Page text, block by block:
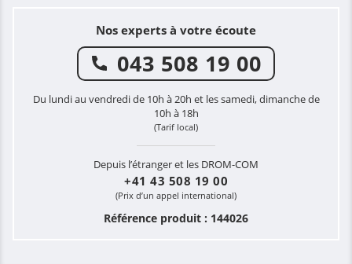
Nos experts à votre écoute
043 508 19 00
Du lundi au vendredi de 10h à 20h et les samedi, dimanche de
10h à 18h
(Tarif local)
Depuis l’étranger et les DROM-COM
+41 43 508 19 00
(Prix d’un appel international)
Référence produit : 144026